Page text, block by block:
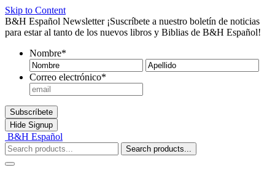
Skip to Content
B&H Español Newsletter ¡Suscríbete a nuestro boletín de noticias
para estar al tanto de los nuevos libros y Biblias de B&H Español!
Nombre*
Nombre
Correo electrónico*
Subscríbete
Hide Signup
B&H Español
Search products...